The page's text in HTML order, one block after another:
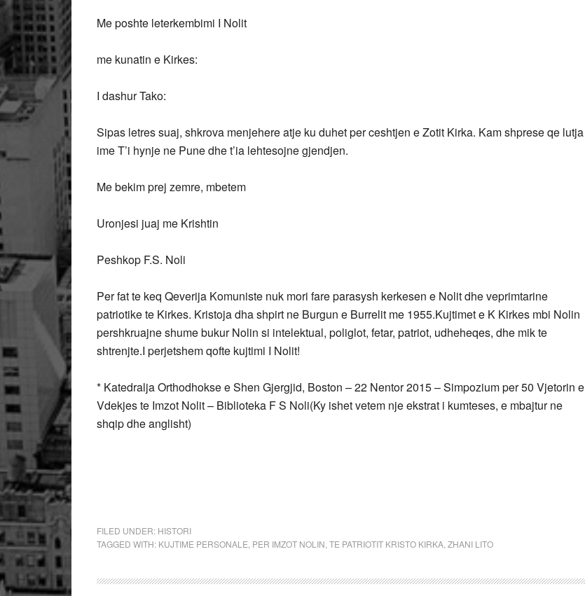
Me poshte leterkembimi I Nolit
me kunatin e Kirkes:
I dashur Tako:
Sipas letres suaj, shkrova menjehere atje ku duhet per ceshtjen e Zotit Kirka. Kam shprese qe lutja
ime T’i hynje ne Pune dhe t’ia lehtesojne gjendjen.
Me bekim prej zemre, mbetem
Uronjesi juaj me Krishtin
Peshkop F.S. Noli
Per fat te keq Qeverija Komuniste nuk mori fare parasysh kerkesen e Nolit dhe veprimtarine
patriotike te Kirkes. Kristoja dha shpirt ne Burgun e Burrelit me 1955.Kujtimet e K Kirkes mbi Nolin
pershkruajne shume bukur Nolin si intelektual, poliglot, fetar, patriot, udheheqes, dhe mik te
shtrenjte.I perjetshem qofte kujtimi I Nolit!
* Katedralja Orthodhokse e Shen Gjergjid, Boston – 22 Nentor 2015 – Simpozium per 50 Vjetorin e
Vdekjes te Imzot Nolit – Biblioteka F S Noli(Ky ishet vetem nje ekstrat i kumteses, e mbajtur ne
shqip dhe anglisht)
FILED UNDER: HISTORI
TAGGED WITH: KUJTIME PERSONALE PER IMZOT NOLIN TE PATRIOTIT KRISTO KIRKA ZHANI LITO